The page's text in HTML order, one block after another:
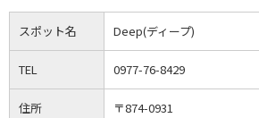
スポット名 Deep(ディープ)
TEL 0977-76-8429
住所
〒874-0931